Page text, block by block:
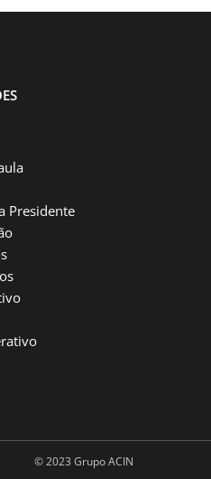
Presidente
© 2023 Grupo ACIN